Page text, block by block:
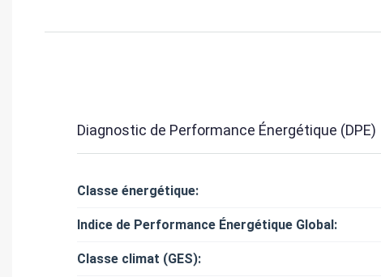
Diagnostic de Performance Énergétique (DPE)
Classe énergétique:
Indice de Performance Énergétique Global:
Classe climat (GES):